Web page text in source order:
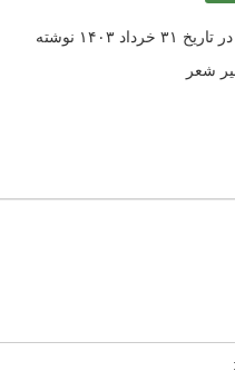
۱۴۰۳ نوشته
شعر